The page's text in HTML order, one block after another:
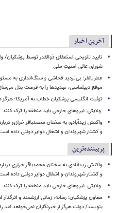
آخرین اخبار
تایید تلویحی استعفای ذوالقدر توسط
شورای عالی امنیت ملی
عطریانفر: بی‌تردید فحاشی و سنگ‌اندازی به
موقع دیپلماسی، تهدیدها را به فرصت بدل
توئیت انگلیسی پزشکیان خطاب به آمریکا؛ هرگز
ولایتی: نیروهای خارجی باید منطقه را ترک کنند
واکنش زیدآبادی به سخنان محمدباقر خرازی
و کشتار شهروندان و اشغال دوایر دولتی داده
پربیننده‌ترین
واکنش زیدآبادی به سخنان محمدباقر خرازی
و کشتار شهروندان و اشغال دوایر دولتی داده
ولایتی: نیروهای خارجی باید منطقه را ترک کنند
معاون پزشکیان: رسانه، زمانی ارزشمند و
بنویسد/ دولت هرگز از خبرنگاران نمی‌خواهد نقد را